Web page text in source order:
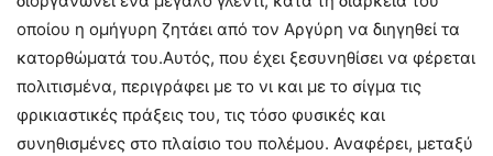
οποίου η ομήγυρη ζητάει από τον Αργύρη να διηγηθεί τα
κατορθώματά του.Αυτός, που έχει ξεσυνηθίσει να φέρεται
πολιτισμένα, περιγράφει με το νι και με το σίγμα τις
φρικιαστικές πράξεις του, τις τόσο φυσικές και
συνηθισμένες στο πλαίσιο του πολέμου. Αναφέρει, μεταξύ